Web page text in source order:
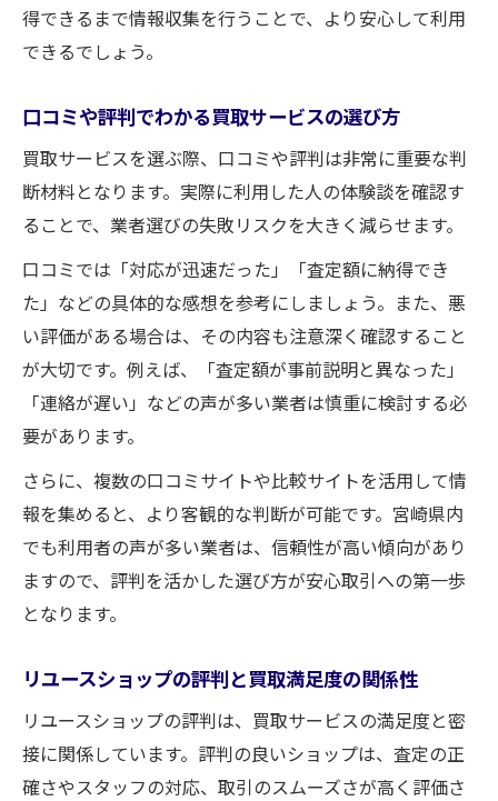
得できるまで情報収集を行うことで、より安心して利用
できるでしょう。
口コミや評判でわかる買取サービスの選び方
買取サービスを選ぶ際、口コミや評判は非常に重要な判
断材料となります。実際に利用した人の体験談を確認す
ることで、業者選びの失敗リスクを大きく減らせます。
口コミでは「対応が迅速だった」「査定額に納得でき
た」などの具体的な感想を参考にしましょう。また、悪
い評価がある場合は、その内容も注意深く確認すること
が大切です。例えば、「査定額が事前説明と異なった」
「連絡が遅い」などの声が多い業者は慎重に検討する必
要があります。
さらに、複数の口コミサイトや比較サイトを活用して情
報を集めると、より客観的な判断が可能です。宮崎県内
でも利用者の声が多い業者は、信頼性が高い傾向があり
ますので、評判を活かした選び方が安心取引への第一歩
となります。
リユースショップの評判と買取満足度の関係性
リユースショップの評判は、買取サービスの満足度と密
接に関係しています。評判の良いショップは、査定の正
確さやスタッフの対応、取引のスムーズさが高く評価さ